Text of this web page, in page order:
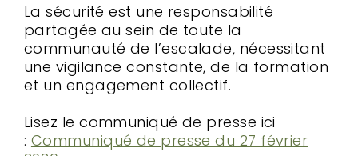
La sécurité est une responsabilité
partagée au sein de toute la
communauté de l’escalade, nécessitant
une vigilance constante, de la formation
et un engagement collectif.
Lisez le communiqué de presse ici
: Communiqué de presse du 27 février